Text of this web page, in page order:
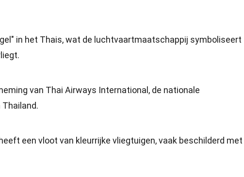
in het Thais, wat de luchtvaartmaatschappij symboliseert
van Thai Airways International, de nationale
een vloot van kleurrijke vliegtuigen, vaak beschilderd met